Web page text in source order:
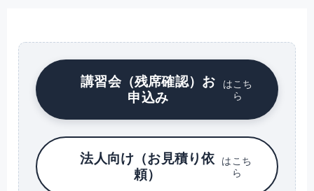
講習会（残席確認）お
申込み
はこち
ら
法人向け（お見積り依
頼）
はこち
ら